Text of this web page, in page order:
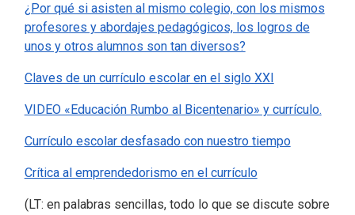
¿Por qué si asisten al mismo colegio, con los mismos
profesores y abordajes pedagógicos, los logros de
unos y otros alumnos son tan diversos?
Claves de un currículo escolar en el siglo XXI
VIDEO «Educación Rumbo al Bicentenario» y currículo.
Currículo escolar desfasado con nuestro tiempo
Crítica al emprendedorismo en el currículo
(LT: en palabras sencillas, todo lo que se discute sobre